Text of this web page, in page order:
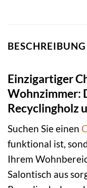
BESCHREIBUNG
Einzigartiger
Wohnzimmer:
Recyclingholz
Suchen Sie einen
funktional ist,
Ihrem
Salontisch aus